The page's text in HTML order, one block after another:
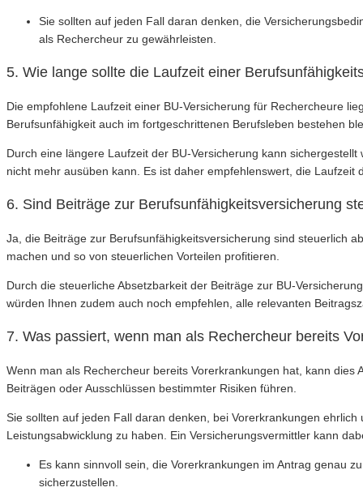
Sie sollten auf jeden Fall daran denken, die
als Rechercheur zu gewährleisten.
5. Wie lange sollte die Laufzeit einer
Die empfohlene Laufzeit einer BU-Versicherung für Rechercheure
Berufsunfähigkeit auch im fortgeschrittenen Berufsleben bestehen
Durch eine längere Laufzeit der BU-Versicherung kann
nicht mehr ausüben kann. Es ist daher empfehlenswert, die
6. Sind Beiträge zur Berufsunfähigkeitsversicherung
Ja, die Beiträge zur Berufsunfähigkeitsversicherung sind steuerlich
machen und so von steuerlichen Vorteilen profitieren.
Durch die steuerliche Absetzbarkeit der Beiträge zur BU-
würden Ihnen zudem auch noch empfehlen, alle relevanten
7. Was passiert, wenn man als Rechercheur bereits
Wenn man als Rechercheur bereits Vorerkrankungen hat, kann
Beiträgen oder Ausschlüssen bestimmter Risiken führen.
Sie sollten auf jeden Fall daran denken, bei Vorerkrankungen
Leistungsabwicklung zu haben. Ein Versicherungsvermittler kann
Es kann sinnvoll sein, die Vorerkrankungen im Antrag genau
sicherzustellen.